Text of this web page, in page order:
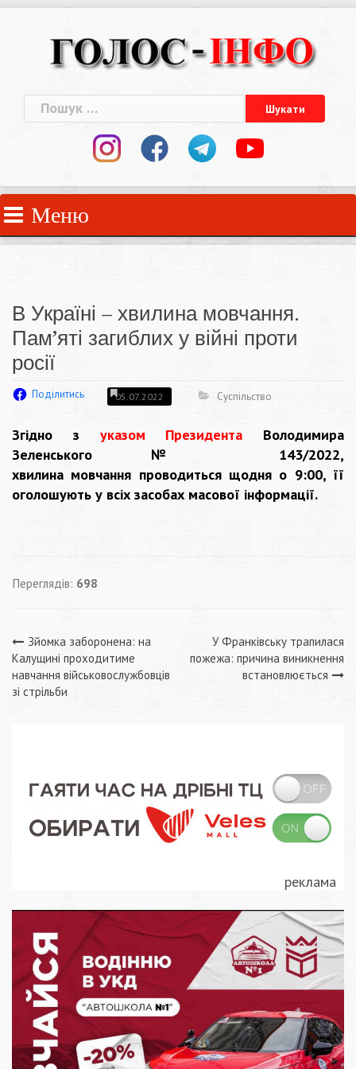
Пошук:
Меню
В Україні – хвилина мовчання.
Пам’яті загиблих у війні проти
росії
Поділитись 05.07.2022 Суспільство
Згідно з указом Президента Володимира
Зеленського № 143/2022,
хвилина мовчання проводиться щодня о 9:00, її
оголошують у всіх засобах масової інформації.
Переглядів: 698
Навігація
записів
Зйомка заборонена: на
Калущині проходитиме
навчання військовослужбовців
зі стрільби
У Франківську трапилася
пожежа: причина виникнення
встановлюється